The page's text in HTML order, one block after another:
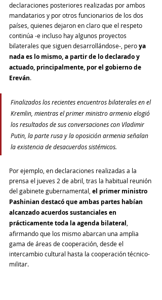
declaraciones posteriores realizadas por ambos
mandatarios y por otros funcionarios de los dos
países, quienes dejaron en claro que el respeto
continúa -e incluso hay algunos proyectos
bilaterales que siguen desarrollándose-, pero ya
nada es lo mismo, a partir de lo declarado y
actuado, principalmente, por el gobierno de
Ereván.
Finalizados los recientes encuentros bilaterales en el
Kremlin, mientras el primer ministro armenio elogió
los resultados de sus conversaciones con Vladimir
Putin, la parte rusa y la oposición armenia señalan
la existencia de desacuerdos sistémicos.
Por ejemplo, en declaraciones realizadas a la
prensa el jueves 2 de abril, tras la habitual reunión
del gabinete gubernamental, el primer ministro
Pashinian destacó que ambas partes habían
alcanzado acuerdos sustanciales en
prácticamente toda la agenda bilateral,
afirmando que los mismo abarcan una amplia
gama de áreas de cooperación, desde el
intercambio cultural hasta la cooperación técnico-
militar.